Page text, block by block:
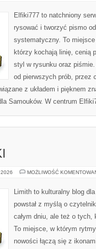
Elfiki777 to natchniony
rysować i tworzyć pismo
systematyczny. To
którzy kochają linię, cenią
styl w rysunku oraz
od pierwszych prób, przez
z układem i pięknem
Samouków. W centrum
MOŻLIWOŚĆ
Limith to kulturalny blog
powstał z myślą o
całym dniu, ale też o
To miejsce, w którym
nowości łączą się z